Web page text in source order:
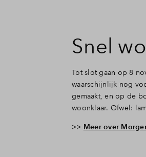
Snel
Tot slot gaan op 8
waarschijnlijk nog
gemaakt, en op de
woonklaar. Ofwel:
>> Meer over